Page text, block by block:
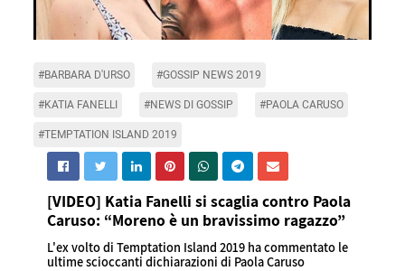
Video
#BARBARA D'URSO
#GOSSIP NEWS 2019
#KATIA FANELLI
#NEWS DI GOSSIP
#PAOLA CARUSO
#TEMPTATION ISLAND 2019
[VIDEO] Katia Fanelli si scaglia contro Paola
Caruso: “Moreno è un bravissimo ragazzo”
L'ex volto di Temptation Island 2019 ha commentato le
ultime scioccanti dichiarazioni di Paola Caruso